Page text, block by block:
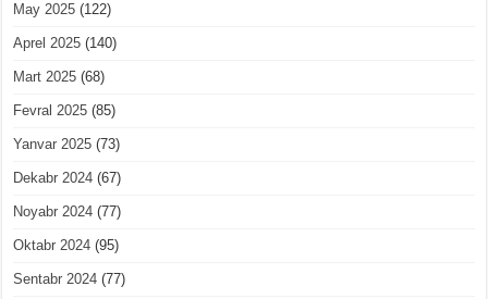
May 2025 (122)
Aprel 2025 (140)
Mart 2025 (68)
Fevral 2025 (85)
Yanvar 2025 (73)
Dekabr 2024 (67)
Noyabr 2024 (77)
Oktabr 2024 (95)
Sentabr 2024 (77)